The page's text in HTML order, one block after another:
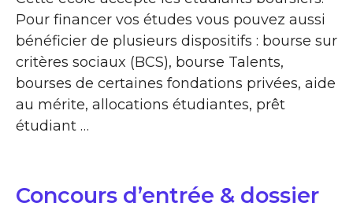
Pour financer vos études vous pouvez aussi
bénéficier de plusieurs dispositifs : bourse sur
critères sociaux (BCS), bourse Talents,
bourses de certaines fondations privées, aide
au mérite, allocations étudiantes, prêt
étudiant …
Concours d’entrée & dossier